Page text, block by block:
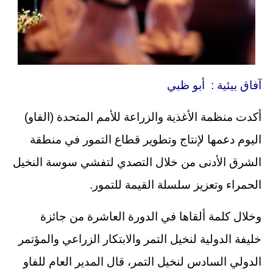
آفاق بيئية : أبو ظبي
أكدت منظمة الأغذية والزراعة للأمم المتحدة (الفاو)
اليوم دعمها لإنتاج وتطوير قطاع التمور في منطقة
الشرق الأدنى من خلال التصدي لتفشي سوسة النخيل
الحمراء وتعزيز سلسلة القيمة للتمور.
وخلال كلمة ألقاها في الدورة العاشرة من جائزة
خليفة الدولية لنخيل التمر والابتكار الزراعي والمؤتمر
الدولي السادس لنخيل التمر، قال المدير العام للفاو